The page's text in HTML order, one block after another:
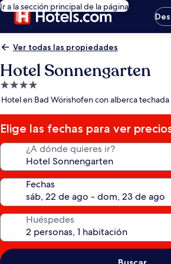
Ir a la sección principal de la página
Ver todas las propiedades
Hotel Sonnengarten
Propiedad
de
estrellas
Hotel en Bad Wörishofen con alberca
Elige las fechas para ver
¿A dónde quieres ir?
Fechas
Huéspedes